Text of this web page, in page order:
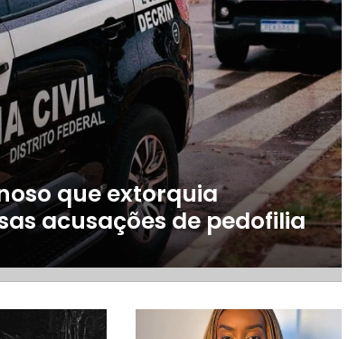
que extorquia
acusações de pedofilia